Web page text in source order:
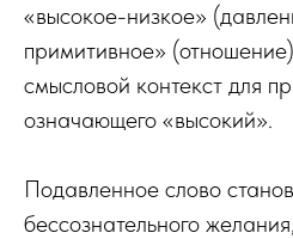
«высокое-низкое»
примитивное»
смысловой контекст для
означающего «высокий».
Подавленное слово
бессознательного